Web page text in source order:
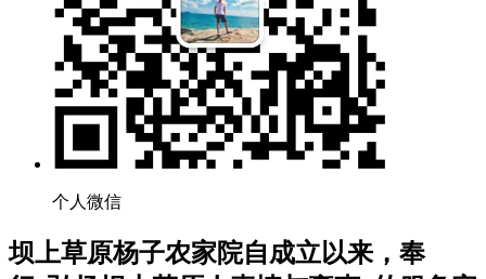
个人微信
坝上草原杨子农家院自成立以来，奉